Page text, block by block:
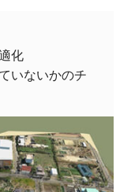
化
いないかのチ